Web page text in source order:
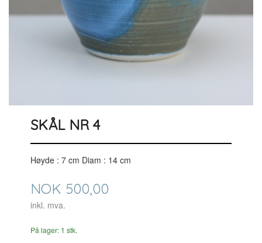
SKÅL NR 4
Høyde : 7 cm Diam : 14 cm
Pris
NOK 500,00
inkl. mva.
På lager: 1 stk.